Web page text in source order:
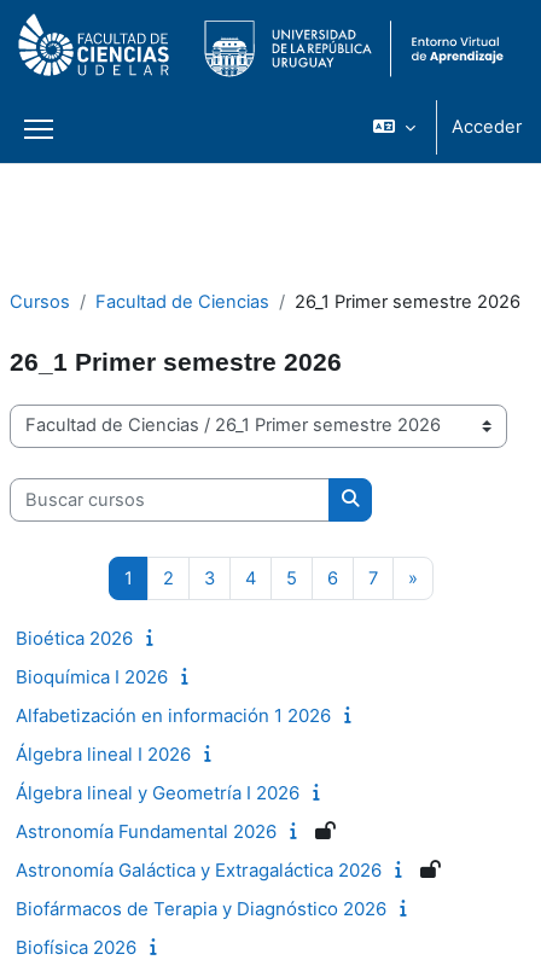
Panel lateral
Acceder
Cursos Facultad de Ciencias 26_1 Primer semestre 2026
26_1 Primer semestre 2026
Categorías
Buscar cursos
Buscar cursos
1 Página 1
2Página 2
3Página 3
4Página 4
5Página 5
6Página 6
7Página 7
»Siguiente
Bioética 2026
Bioquímica I 2026
Alfabetización en información 1 2026
Álgebra lineal I 2026
Álgebra lineal y Geometría I 2026
Astronomía Fundamental 2026
Astronomía Galáctica y Extragaláctica 2026
Biofármacos de Terapia y Diagnóstico 2026
Biofísica 2026